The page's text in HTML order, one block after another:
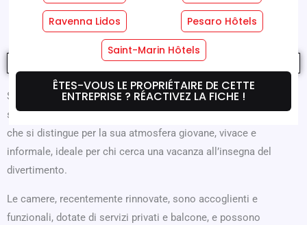
Ravenna Lidos Pesaro Hôtels
Saint-Marin Hôtels
ÊTES-VOUS LE PROPRIÉTAIRE DE CETTE
ENTREPRISE ? RÉACTIVEZ LA FICHE !
Où Nous Sommes Offres
Situato nel cuore pulsante di Rimini e affacciato direttamente
sulla spiaggia, l’Hotel Villa Panda è una struttura a due stelle
che si distingue per la sua atmosfera giovane, vivace e
informale, ideale per chi cerca una vacanza all’insegna del
divertimento.
Le camere, recentemente rinnovate, sono accoglienti e
funzionali, dotate di servizi privati e balcone, e possono